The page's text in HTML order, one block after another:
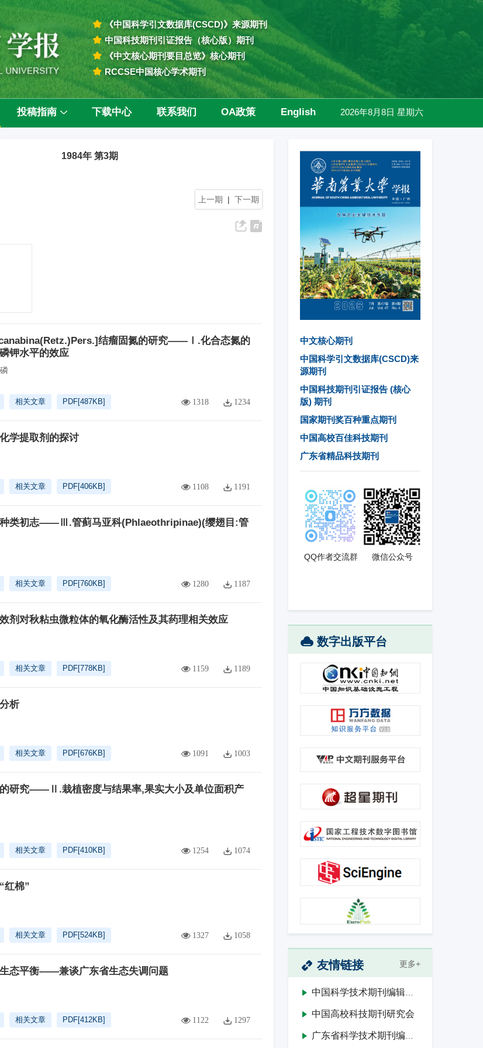
《中国科学引文数据库(CSCD)》来源期刊
中国科技期刊引证报告（核心版）期刊
《中文核心期刊要目总览》核心期刊
RCCSE中国核心学术期刊
投稿指南 下载中心 联系我们 OA政策 English 2026年8月8日 星期六
1984年 第3期
上一期 | 下一期
结瘤固氮的研究——Ⅰ.化合态氮的
钾水平的效应
相关文章 PDF[487KB] 1318 1234
学提取剂的探讨
相关文章 PDF[406KB] 1108 1191
种类初志——Ⅲ.管蓟马亚科(Phlaeothripinae)(缨翅目:管
相关文章 PDF[760KB] 1280 1187
剂对秋粘虫微粒体的氧化酶活性及其药理相关效应
相关文章 PDF[778KB] 1159 1189
析
相关文章 PDF[676KB] 1091 1003
研究——Ⅱ.栽植密度与结果率,果实大小及单位面积产
相关文章 PDF[410KB] 1254 1074
红棉”
相关文章 PDF[524KB] 1327 1058
态平衡——兼谈广东省生态失调问题
相关文章 PDF[412KB] 1122 1297
中文核心期刊
中国科学引文数据库(CSCD)来
源期刊
中国科技期刊引证报告 (核心
版) 期刊
国家期刊奖百种重点期刊
中国高校百佳科技期刊
广东省精品科技期刊
QQ作者交流群 微信公众号
数字出版平台
友情链接 更多+
中国科学技术期刊编辑学会
中国高校科技期刊研究会
广东省科学技术期刊编辑学会